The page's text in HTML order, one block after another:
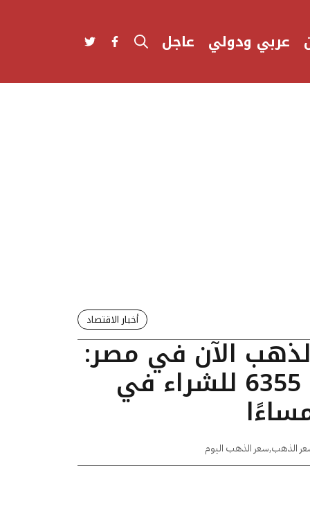
عربي ودولي عاجل
أخبار الاقتصاد
الآن في مصر:
عيار 24 يسجل 6355 للشراء في
الذهب,سعر الذهب اليوم